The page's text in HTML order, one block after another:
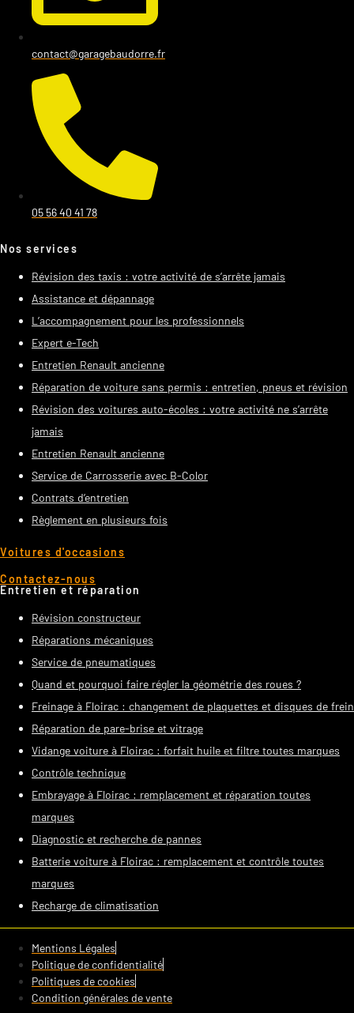
contact@garagebaudorre.fr
05 56 40 41 78
Nos services
Révision des taxis : votre activité de s’arrête jamais
Assistance et dépannage
L’accompagnement pour les professionnels
Expert e-Tech
Entretien Renault ancienne
Réparation de voiture sans permis : entretien, pneus et révision
Révision des voitures auto-écoles : votre activité ne s’arrête
jamais
Entretien Renault ancienne
Service de Carrosserie avec B-Color
Contrats d’entretien
Règlement en plusieurs fois
Voitures d'occasions
Contactez-nous
Entretien et réparation
Révision constructeur
Réparations mécaniques
Service de pneumatiques
Quand et pourquoi faire régler la géométrie des roues ?
Freinage à Floirac : changement de plaquettes et disques de frein
Réparation de pare-brise et vitrage
Vidange voiture à Floirac : forfait huile et filtre toutes marques
Contrôle technique
Embrayage à Floirac : remplacement et réparation toutes
marques
Diagnostic et recherche de pannes
Batterie voiture à Floirac : remplacement et contrôle toutes
marques
Recharge de climatisation
Mentions Légales
Politique de confidentialité
Politiques de cookies
Condition générales de vente